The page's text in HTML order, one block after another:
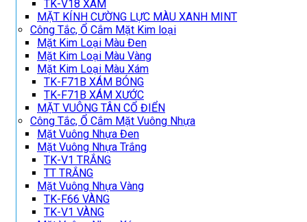
TK-V18 XÁM
MẶT KÍNH CƯỜNG LỰC MÀU XANH MINT
Công Tắc, Ổ Cắm Mặt Kim loại
Mặt Kim Loại Màu Đen
Mặt Kim Loại Màu Vàng
Mặt Kim Loại Màu Xám
TK-F71B XÁM BÓNG
TK-F71B XÁM XƯỚC
MẶT VUÔNG TÂN CỔ ĐIỂN
Công Tắc, Ổ Cắm Mặt Vuông Nhựa
Mặt Vuông Nhựa Đen
Mặt Vuông Nhựa Trắng
TK-V1 TRẮNG
TT TRẮNG
Mặt Vuông Nhựa Vàng
TK-F66 VÀNG
TK-V1 VÀNG